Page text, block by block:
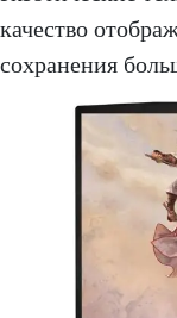
качество
сохранения